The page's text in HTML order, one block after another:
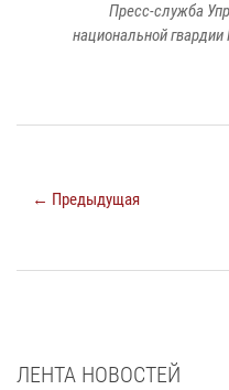
Пресс-служба
национальной
← Предыдущая
ЛЕНТА НОВОСТЕЙ